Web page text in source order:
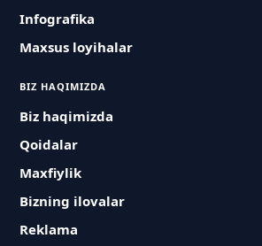
Infografika
Maxsus loyihalar
BIZ HAQIMIZDA
Biz haqimizda
Qoidalar
Maxfiylik
Bizning ilovalar
Reklama